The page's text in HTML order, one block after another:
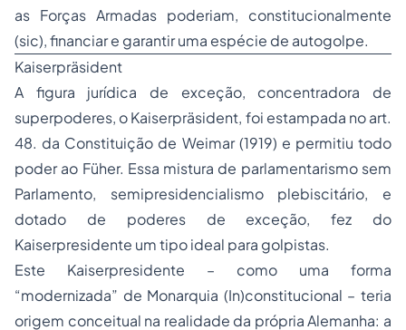
as Forças Armadas poderiam, constitucionalmente
(sic), financiar e garantir uma espécie de autogolpe.
Kaiserpräsident
A figura jurídica de exceção, concentradora de
superpoderes, o Kaiserpräsident, foi estampada no art.
48. da Constituição de Weimar (1919) e permitiu todo
poder ao Füher. Essa mistura de parlamentarismo sem
Parlamento, semipresidencialismo plebiscitário, e
dotado de poderes de exceção, fez do
Kaiserpresidente um tipo ideal para golpistas.
Este Kaiserpresidente – como uma forma
“modernizada” de Monarquia (In)constitucional – teria
origem conceitual na realidade da própria Alemanha: a